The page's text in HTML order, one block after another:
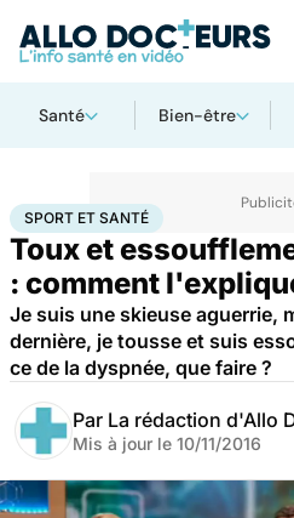
Santé Bien-être
AccueilBien-êtreSport santé Sport et
SPORT ET SANTÉ
Toux et
: comment
Je suis une skieuse aguerrie,
dernière, je tousse et suis
ce de la dyspnée, que faire ?
Par La rédaction d'Allo
Mis à jour le 10/11/2016